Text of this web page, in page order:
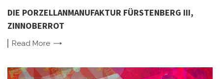
DIE PORZELLANMANUFAKTUR FÜRSTENBERG III,
ZINNOBERROT
Read More